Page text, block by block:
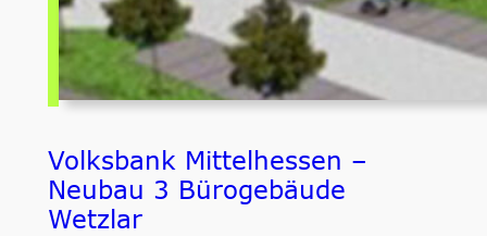
Volksbank Mittelhessen –
Neubau 3 Bürogebäude
Wetzlar